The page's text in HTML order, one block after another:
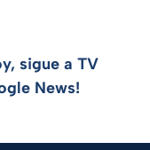
sigue a TV
News!